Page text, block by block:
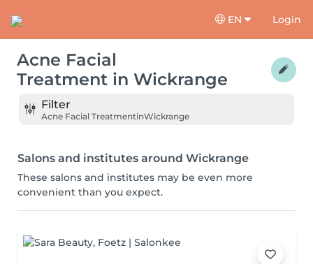
EN Login
Acne Facial
Treatment in Wickrange
Filter
Acne Facial TreatmentinWickrange
Salons and institutes around Wickrange
These salons and institutes may be even more
convenient than you expect.